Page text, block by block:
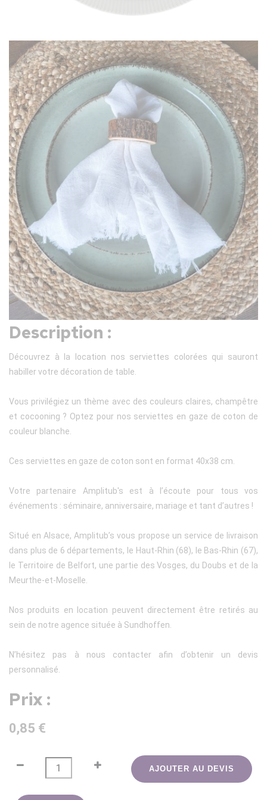
Description :
Découvrez à la location nos serviettes colorées qui sauront
habiller votre décoration de table.
Vous privilégiez un thème avec des couleurs claires, champêtre
et cocooning ? Optez pour nos serviettes en gaze de coton de
couleur blanche.
Ces serviettes en gaze de coton sont en format 40x38 cm.
Votre partenaire Amplitub's est à l’écoute pour tous vos
événements : séminaire, anniversaire, mariage et tant d’autres !
Situé en Alsace, Amplitub’s vous propose un service de livraison
dans plus de 6 départements, le Haut-Rhin (68), le Bas-Rhin (67),
le Territoire de Belfort, une partie des Vosges, du Doubs et de la
Meurthe-et-Moselle.
Nos produits en location peuvent directement être retirés au
sein de notre agence située à Sundhoffen.
N’hésitez pas à nous contacter afin d’obtenir un devis
personnalisé.
Prix :
0,85 €
AJOUTER AU DEVIS